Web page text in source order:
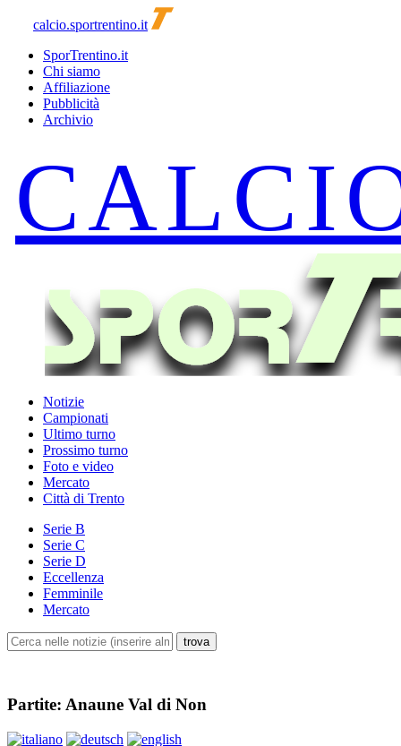
calcio.sportrentino.it
SporTrentino.it
Chi siamo
Affiliazione
Pubblicità
Archivio
Notizie
Campionati
Ultimo turno
Prossimo turno
Foto e video
Mercato
Città di Trento
Serie B
Serie C
Serie D
Eccellenza
Femminile
Mercato
Partite: Anaune Val di Non